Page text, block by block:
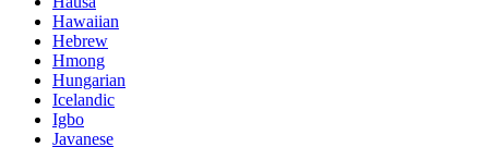
Hawaiian
Hebrew
Hmong
Hungarian
Icelandic
Igbo
Javanese